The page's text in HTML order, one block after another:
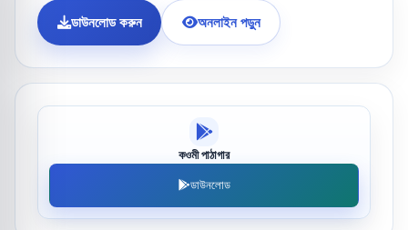
ডাউনলোড করুন অনলাইন পড়ুন
কওমী পাঠাগার
ডাউনলোড